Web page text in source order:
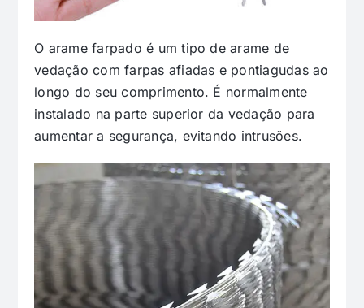
O arame farpado é um tipo de arame de
vedação com farpas afiadas e pontiagudas ao
longo do seu comprimento. É normalmente
instalado na parte superior da vedação para
aumentar a segurança, evitando intrusões.